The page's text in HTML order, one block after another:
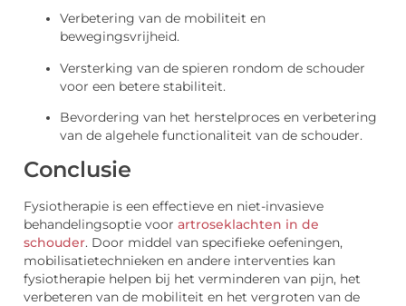
Verbetering van de mobiliteit en
bewegingsvrijheid.
Versterking van de spieren rondom de schouder
voor een betere stabiliteit.
Bevordering van het herstelproces en verbetering
van de algehele functionaliteit van de schouder.
Conclusie
Fysiotherapie is een effectieve en niet-invasieve
behandelingsoptie voor artroseklachten in de
schouder. Door middel van specifieke oefeningen,
mobilisatietechnieken en andere interventies kan
fysiotherapie helpen bij het verminderen van pijn, het
verbeteren van de mobiliteit en het vergroten van de